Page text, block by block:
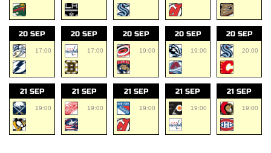
20 SEP
17:00
20 SEP
17:00
20 SEP
19:00
20 SEP
19:00
20 SEP
20:00
21 SEP
19:00
21 SEP
19:00
21 SEP
19:00
21 SEP
19:00
21 SEP
19:00